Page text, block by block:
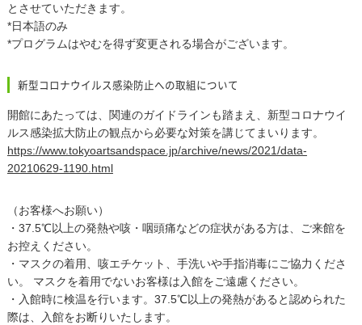
とさせていただきます。
*日本語のみ
*プログラムはやむを得ず変更される場合がございます。
新型コロナウイルス感染防止への取組について
開館にあたっては、関連のガイドラインも踏まえ、新型コロナウイ
ルス感染拡大防止の観点から必要な対策を講じてまいります。
https://www.tokyoartsandspace.jp/archive/news/2021/data-
20210629-1190.html
（お客様へお願い）
・37.5℃以上の発熱や咳・咽頭痛などの症状がある方は、ご来館を
お控えください。
・マスクの着用、咳エチケット、手洗いや手指消毒にご協力くださ
い。 マスクを着用でないお客様は入館をご遠慮ください。
・入館時に検温を行います。37.5℃以上の発熱があると認められた
際は、入館をお断りいたします。